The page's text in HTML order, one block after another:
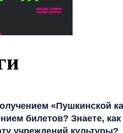
«Пушкинской
билетов? Знаете, как
учреждений культуры?